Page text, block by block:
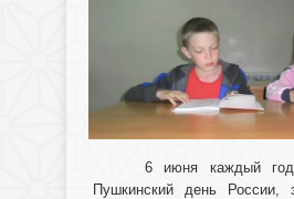
6 июня каждый
Пушкинский день России,